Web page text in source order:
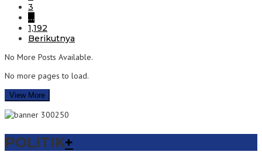
3
…
1,192
Berikutnya
No More Posts Available.
No more pages to load.
View More
POLITIK+